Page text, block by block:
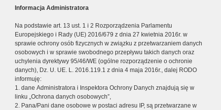
Informacja Administratora
Na podstawie art. 13 ust. 1 i 2 Rozporządzenia Parlamentu
Europejskiego i Rady (UE) 2016/679 z dnia 27 kwietnia 2016r. w
sprawie ochrony osób fizycznych w związku z przetwarzaniem danych
osobowych i w sprawie swobodnego przepływu takich danych oraz
uchylenia dyrektywy 95/46/WE (ogólne rozporządzenie o ochronie
danych), Dz. U. UE. L. 2016.119.1 z dnia 4 maja 2016r., dalej RODO
informuję:
1. dane Administratora i Inspektora Ochrony Danych znajdują się w
linku „Ochrona danych osobowych”,
2. Pana/Pani dane osobowe w postaci adresu IP, są przetwarzane w